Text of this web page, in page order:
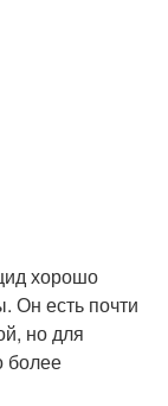
хорошо
Он есть почти
но для
более